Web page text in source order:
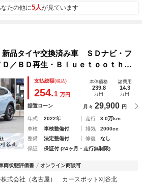
たの他に5人が見ています
品タイヤ交換済み車 ＳＤナビ・フ
／ＢＤ再生・Ｂｌｕｅｔｏｏｔｈオ
ｒＰｌａｙ／ＡｎｄｒｏｉｄＡｕｔ
ド／バックカメラ・ＥＴＣ２．０・ド
支払総額(税込)
254.1 万円
本体価格
239.8
万円
諸費用
14.3
万円
据置ローン 月々 29,900 円
年式 2022年 走行
3.0万km
車検
車検整備付 排気
2000cc
整備
法定整備付 修復
なし
保証
保証付 (24ヶ月・走行無制限)
両状態評価書 オンライン商談可
株式会社（名古屋） カースポット刈谷北